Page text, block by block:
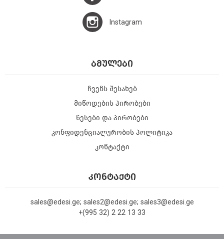
Instagram
ᲑᲛᲣᲚᲔᲑᲘ
ჩვენს შესახებ
მიწოდების პირობები
წესები და პირობები
კონფიდენციალურობის პოლიტიკა
კონტაქტი
ᲙᲝᲜᲢᲐᲥᲢᲘ
sales@edesi.ge; sales2@edesi.ge; sales3@edesi.ge
+(995 32) 2 22 13 33